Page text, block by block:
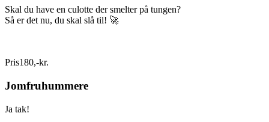
Skal du have en culotte der smelter på tungen?
Så er det nu, du skal slå til! 🚀
Pris180,-kr.
Jomfruhummere
Ja tak!